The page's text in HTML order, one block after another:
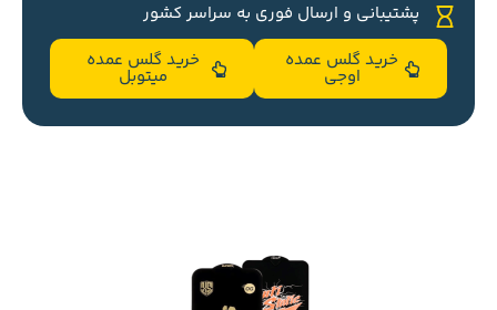
پشتیبانی و ارسال فوری به سراسر کشور
خرید گلس عمده
اوجی
خرید گلس عمده
میتوبل